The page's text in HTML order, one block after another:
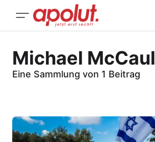
Michael McCaul
Eine Sammlung von 1 Beitrag